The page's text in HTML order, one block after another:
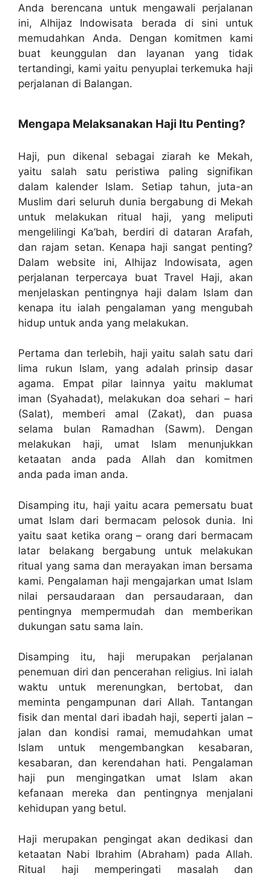
Anda berencana untuk mengawali perjalanan
ini, Alhijaz Indowisata berada di sini untuk
memudahkan Anda. Dengan komitmen kami
buat keunggulan dan layanan yang tidak
tertandingi, kami yaitu penyuplai terkemuka haji
perjalanan di Balangan.
Mengapa Melaksanakan Haji Itu Penting?
Haji, pun dikenal sebagai ziarah ke Mekah,
yaitu salah satu peristiwa paling signifikan
dalam kalender Islam. Setiap tahun, juta-an
Muslim dari seluruh dunia bergabung di Mekah
untuk melakukan ritual haji, yang meliputi
mengelilingi Ka’bah, berdiri di dataran Arafah,
dan rajam setan. Kenapa haji sangat penting?
Dalam website ini, Alhijaz Indowisata, agen
perjalanan terpercaya buat Travel Haji, akan
menjelaskan pentingnya haji dalam Islam dan
kenapa itu ialah pengalaman yang mengubah
hidup untuk anda yang melakukan.
Pertama dan terlebih, haji yaitu salah satu dari
lima rukun Islam, yang adalah prinsip dasar
agama. Empat pilar lainnya yaitu maklumat
iman (Syahadat), melakukan doa sehari – hari
(Salat), memberi amal (Zakat), dan puasa
selama bulan Ramadhan (Sawm). Dengan
melakukan haji, umat Islam menunjukkan
ketaatan anda pada Allah dan komitmen
anda pada iman anda.
Disamping itu, haji yaitu acara pemersatu buat
umat Islam dari bermacam pelosok dunia. Ini
yaitu saat ketika orang – orang dari bermacam
latar belakang bergabung untuk melakukan
ritual yang sama dan merayakan iman bersama
kami. Pengalaman haji mengajarkan umat Islam
nilai persaudaraan dan persaudaraan, dan
pentingnya mempermudah dan memberikan
dukungan satu sama lain.
Disamping itu, haji merupakan perjalanan
penemuan diri dan pencerahan religius. Ini ialah
waktu untuk merenungkan, bertobat, dan
meminta pengampunan dari Allah. Tantangan
fisik dan mental dari ibadah haji, seperti jalan –
jalan dan kondisi ramai, memudahkan umat
Islam untuk mengembangkan kesabaran,
kesabaran, dan kerendahan hati. Pengalaman
haji pun mengingatkan umat Islam akan
kefanaan mereka dan pentingnya menjalani
kehidupan yang betul.
Haji merupakan pengingat akan dedikasi dan
ketaatan Nabi Ibrahim (Abraham) pada Allah.
Ritual haji memperingati masalah dan